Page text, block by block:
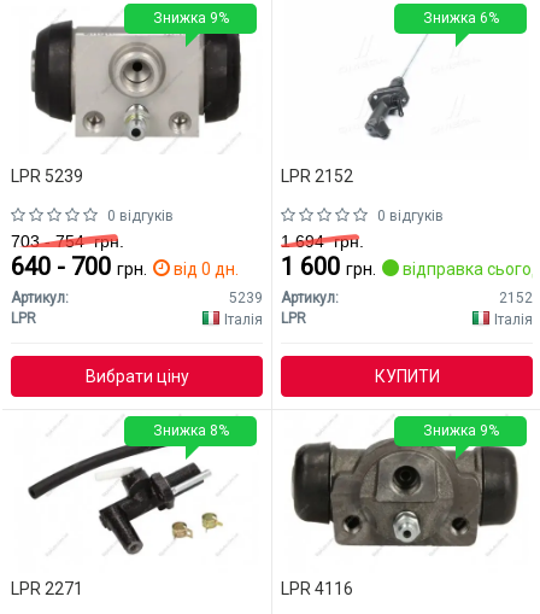
LPR 5239
0 відгуків
703 - 754грн.
640 - 700 грн. від 0 дн.
Артикул:
5239
LPR
Італія
Вибрати ціну
Знижка 9%
LPR 2152
0 відгуків
1 694грн.
1 600 грн. відправка
Артикул:
2152
LPR
Італія
КУПИТИ
Знижка 6%
LPR 2271
Знижка 8%
LPR 4116
Знижка 9%